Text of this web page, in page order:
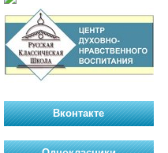
Вконтакте